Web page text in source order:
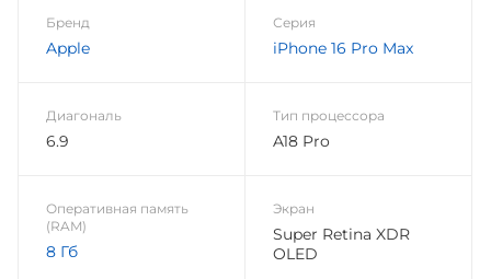
Бренд
Apple
Серия
iPhone 16 Pro Max
Диагональ
6.9
Тип процессора
A18 Pro
Оперативная память
(RAM)
8 Гб
Экран
Super Retina XDR
OLED